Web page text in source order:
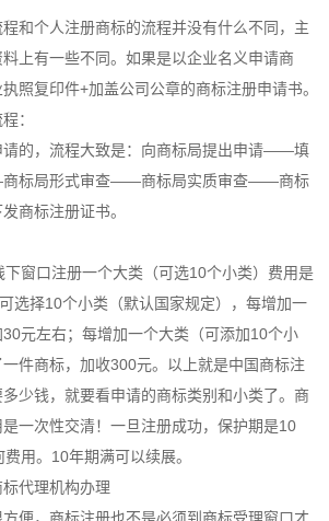
个人注册商标的流程并没有什么不同，主
上有一些不同。如果是以企业名义申请商
照复印件+加盖公司公章的商标注册申请书。
：
的，流程大致是：向商标局提出申请——填
标局形式审查——商标局实质审查——商标
商标注册证书。
口注册一个大类（可选10个小类）费用是
选择10个小类（默认国家规定），每增加一
元左右；每增加一个大类（可添加10个小
件商标，加收300元。以上就是中国商标注
少钱，就要看申请的商标类别和小类了。商
一次性交清！一旦注册成功，保护期是10
用。10年期满可以续展。
代理机构办理